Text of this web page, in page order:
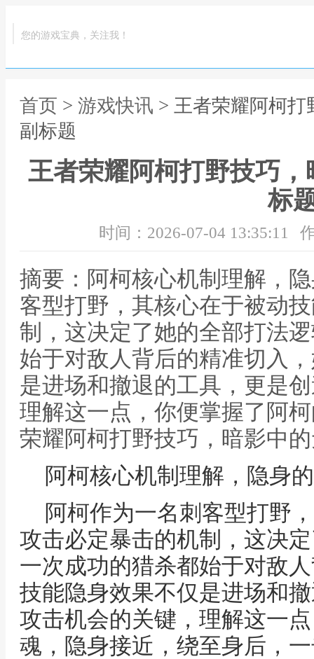
您的游戏宝典，关注我！
首页 > 游戏快讯 > 王者荣耀阿柯
副标题
王者荣耀阿柯打野技巧
标
时间：2026-07-04 13:35:11
摘要：阿柯核心机制理解，
客型打野，其核心在于被动
制，这决定了她的全部打法
始于对敌人背后的精准切入
是进场和撤退的工具，更是
理解这一点，你便掌握了阿
荣耀阿柯打野技巧，暗影中
阿柯核心机制理解，隐身
阿柯作为一名刺客型打野
攻击必定暴击的机制，这决
一次成功的猎杀都始于对敌
技能隐身效果不仅是进场和
攻击机会的关键，理解这一
魂，隐身接近，绕至身后，